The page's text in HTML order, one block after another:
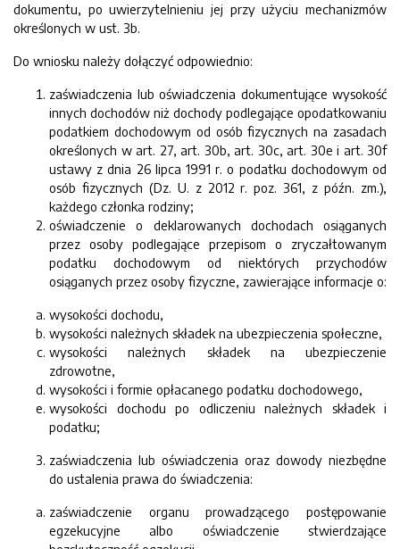
dokumentu, po uwierzytelnieniu jej przy użyciu mechanizmów
określonych w ust. 3b.
Do wniosku należy dołączyć odpowiednio:
zaświadczenia lub oświadczenia dokumentujące wysokość
innych dochodów niż dochody podlegające opodatkowaniu
podatkiem dochodowym od osób fizycznych na zasadach
określonych w art. 27, art. 30b, art. 30c, art. 30e i art. 30f
ustawy z dnia 26 lipca 1991 r. o podatku dochodowym od
osób fizycznych (Dz. U. z 2012 r. poz. 361, z późn. zm.),
każdego członka rodziny;
oświadczenie o deklarowanych dochodach osiąganych
przez osoby podlegające przepisom o zryczałtowanym
podatku dochodowym od niektórych przychodów
osiąganych przez osoby fizyczne, zawierające informacje o:
wysokości dochodu,
wysokości należnych składek na ubezpieczenia społeczne,
wysokości należnych składek na ubezpieczenie
zdrowotne,
wysokości i formie opłacanego podatku dochodowego,
wysokości dochodu po odliczeniu należnych składek i
podatku;
zaświadczenia lub oświadczenia oraz dowody niezbędne
do ustalenia prawa do świadczenia:
zaświadczenie organu prowadzącego postępowanie
egzekucyjne albo oświadczenie stwierdzające